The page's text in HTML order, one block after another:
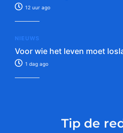
12 uur ago
NIEUWS
Voor wie het leven moet
1 dag ago
Tip de